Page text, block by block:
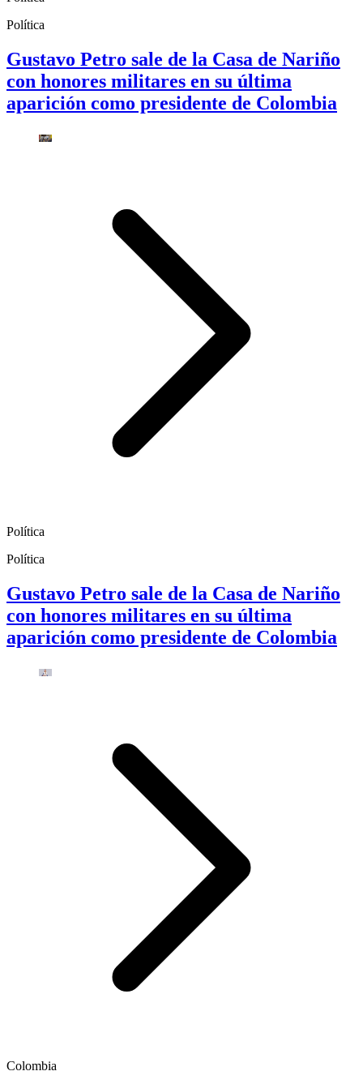
Política
Gustavo Petro sale de la Casa de Nariño
con honores militares en su última
aparición como presidente de Colombia
Política
Política
Gustavo Petro sale de la Casa de Nariño
con honores militares en su última
aparición como presidente de Colombia
Colombia